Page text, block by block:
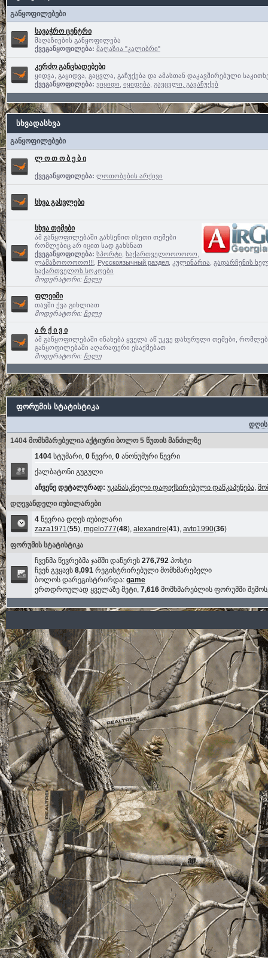
განყოფილებები
სავაჭრო ცენტრი
მაღაზიების განყოფილება
ქვეგანყოფილება: მაღაზია "კალიბრი"
კერძო განცხადებები
ყიდვა, გაყიდვა, გაცვლა, გაჩუქება და ამასთან დაკავშირებული
ქვეგანყოფილება: ვიყიდი იყიდება გავცვლი, გავაჩუქებ
სხვადასხვა
განყოფილებები
ლ ო თ ო ბ ე ბ ი
ქვეგანყოფილება: ლოთობების არქივი
სხვა გასვლები
სხვა თემები
ამ განყოფილებაში გახსენით ისეთი თემები
რომლებიც არ იცით სად გახსნათ
ქვეგანყოფილება: სპორტი საქართველოოოოოო,
ლამაზოოოოოო!!!
Русскоязычный раздел, კულინარია გადარჩენის
საქართველოს სოკოები
მოდერატორი: ჩელე
ფლეიმი
თავში ქვა გიხლიათ
მოდერატორი: ჩელე
ა რ ქ ი ვ ი
ამ განყოფილებაში ინახება ყველა აწ უკვე დახურული თემები,
განყოფილებაში აღარაფერი ესაქმებათ
მოდერატორი: ჩელე
ფორუმის სტატისტიკა
დღის
1404 მომხმარებელია აქტიური ბოლო 5 წუთის მანძილზე
1404სტუმარი, 0წევრი, 0ანონუმური წევრი
ქალბატონი გუგული
აჩვენე დეტალურად: უკანასკნელი დაფიქსირებული დაწკაპუნება,
დღევანდელი იუბილარები
4წევრია დღეს იუბილარი
zaza1971(55), mgelo777(48), alexandre(41), avto1990(36)
ფორუმის სტატისტიკა
ჩვენმა წევრებმა ჯამში დაწერეს 276,792პოსტი
ჩვენ გვყავს 8,091რეგისტრირებული მომხმარებელი
ბოლოს დარეგისტრირდა: game
ერთდროულად ყველაზე მეტი, 7,616მომხმარებლის ფორუმში